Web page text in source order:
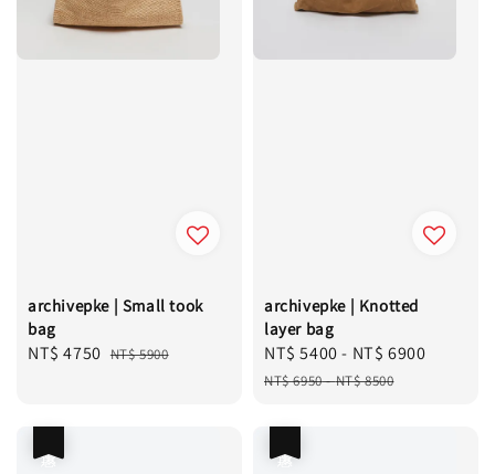
archivepke | Small took
bag
Sale
NT$ 4750 Regular
NT$ 5900
archivepke | Knotted
layer bag
Sale
price
NT$ 5400- NT$ 6900
NT$ 6950-NT$ 8500